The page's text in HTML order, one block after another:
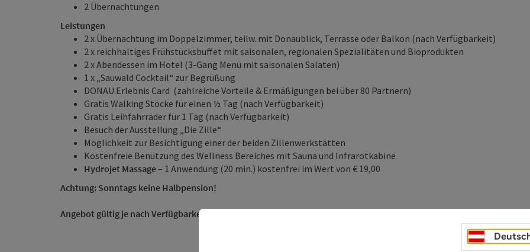
2 Übernachtungen
Leistungen
2 x Übernachtung im Doppelzimmer, teilw. mit Donaublick, Terrasse oder Balkon (nach Verfügbarkeit)
2 x reichhaltiges Frühstücksbuffet mit saisonalen, regionalen Spezialitäten und Bioprodukten
2 x Abendessen im Hotel (3-Gang Menü mit saisonalen Salaten)
1 x „Sauwald Cocktail“ zur Begrüßung
DONAU.Erlebnis Card (zahlreiche Vorteile & Ermäßigungen bei über 80 Partnern)
Gratis Walking Stöcke für einen ½ Tag (nach Verfügbarkeit)
Gratis Leihfahrräder für 1 Tag (nach Verfügbarkeit)
Besuch der Ausstellung „Die Zille“
Möglichkeit zur Besichtigung einer der beiden Zillenwerkstätten
Kostenfreie Benützung des Wellness Bereiches mit Sauna und Infrarotkabine
Hydrojet Massage– 1 Anwendung (20 min.) kostenfrei im Wert von € 19,00
Achtung: Sonntags keine Halbpension!
Angebot gültig je nach Verfügbarkeit, tägliche Anreise möglich